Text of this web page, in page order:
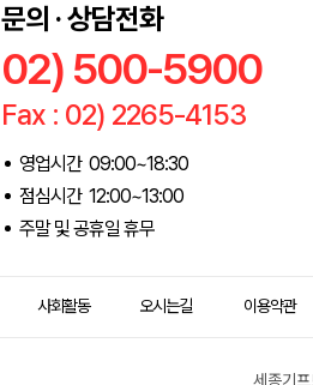
문의 · 상담전화
02) 500-5900
Fax : 02) 2265-4153
영업시간 09:00~18:30
점심시간 12:00~13:00
주말 및 공휴일 휴무
사회활동 오시는길 이용약관
세종기